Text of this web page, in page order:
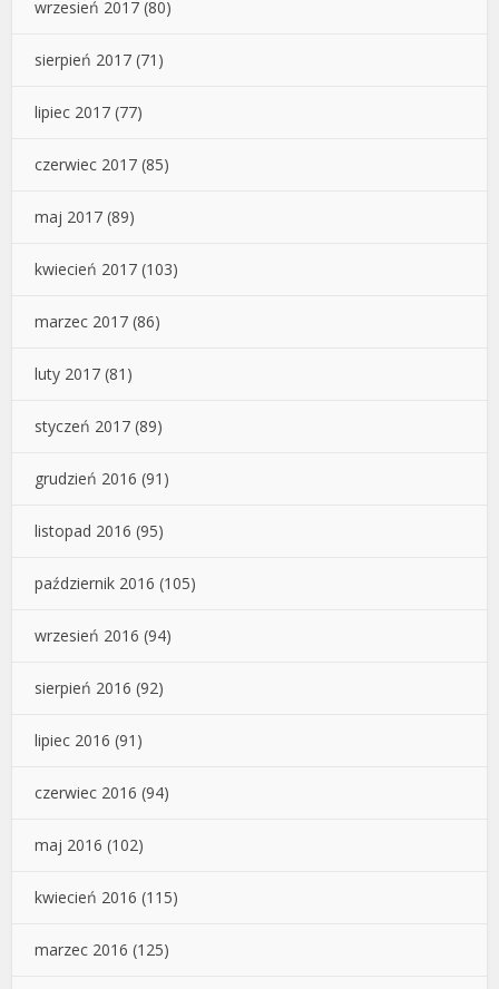
wrzesień 2017 (80)
sierpień 2017 (71)
lipiec 2017 (77)
czerwiec 2017 (85)
maj 2017 (89)
kwiecień 2017 (103)
marzec 2017 (86)
luty 2017 (81)
styczeń 2017 (89)
grudzień 2016 (91)
listopad 2016 (95)
październik 2016 (105)
wrzesień 2016 (94)
sierpień 2016 (92)
lipiec 2016 (91)
czerwiec 2016 (94)
maj 2016 (102)
kwiecień 2016 (115)
marzec 2016 (125)